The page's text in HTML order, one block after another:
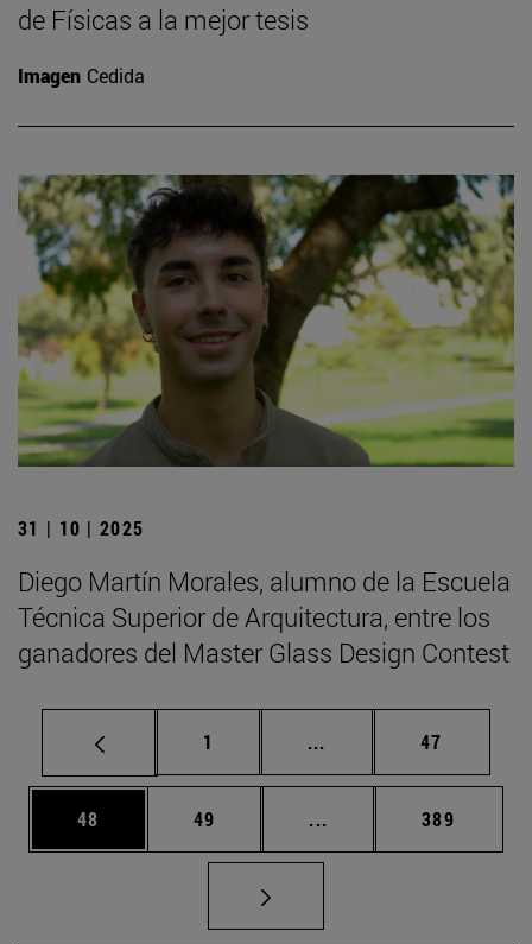
de Físicas a la mejor tesis
Imagen Cedida
31 | 10 | 2025
Diego Martín Morales, alumno de la Escuela
Técnica Superior de Arquitectura, entre los
ganadores del Master Glass Design Contest
Página
1 ... Páginas intermedias
Página
47
Página
48 Página
49 ... Páginas intermedias
Página
389